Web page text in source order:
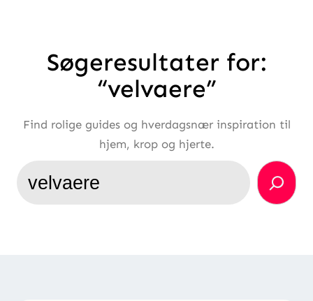
Søgeresultater for:
“velvaere”
Find rolige guides og hverdagsnær inspiration til
hjem, krop og hjerte.